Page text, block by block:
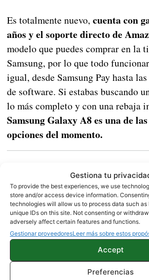
Gestiona tu
To provide the best experiences, we use
store and/or access device information.
technologies will allow us to process data such
unique IDs on this site. Not consenting or
adversely affect certain features and functions.
Gestionar proveedoresLeer más sobre estos
Accept
Preferencias
Es totalmente nuevo, cuenta con
años y el soporte directo de
modelo que puedes comprar en la
Samsung, por lo que todo
igual, desde Samsung Pay hasta
de software. Si estabas buscando
lo más completo y con una rebaja
Samsung Galaxy A8 es una de
opciones del momento.
móviles Android
Samsung Galaxy A8 |Amazon